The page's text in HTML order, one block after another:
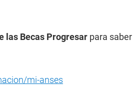
las Becas Progresar para saber
mi-anses